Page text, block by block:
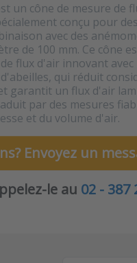
un cône de mesure de
conçu pour
avec des
de 100 mm. Ce cône
flux d'air innovant avec
qui réduit
garantit un flux d'air
par des mesures
et du volume d'air.
Envoyez un
le au 02 - 387